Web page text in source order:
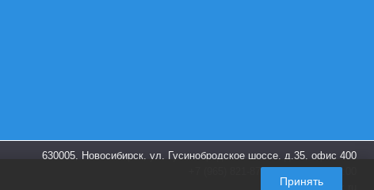
630005, Новосибирск, ул. Гусинобродское шоссе, д.35, офис 400
+7 (965) 821-87-28
пн-пт. 9:00-18:00
info@shoes-box.ru
Принять